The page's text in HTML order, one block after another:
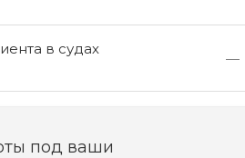
в судах
—
под ваши